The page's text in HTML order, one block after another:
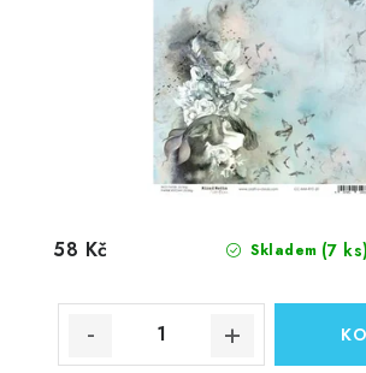
Skladem (7 ks)
58 Kč